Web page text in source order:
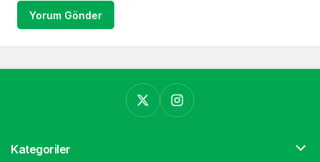
Yorum Gönder
Kategoriler